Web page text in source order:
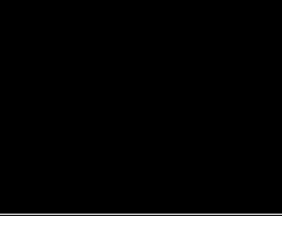
Cifrele